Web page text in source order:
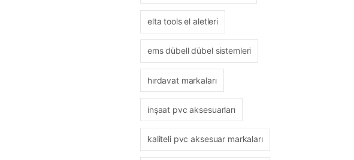
elta tools el aletleri
ems dübell dübel sistemleri
hırdavat markaları
inşaat pvc aksesuarları
kaliteli pvc aksesuar markaları